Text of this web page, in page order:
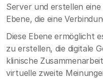
Server und erstellen
Ebene, die eine
Diese Ebene ermöglicht
zu erstellen, die digitale
klinische
virtuelle zweite